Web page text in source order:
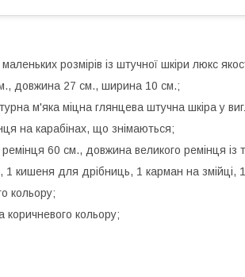
розмірів із штучної шкіри люкс
довжина 27 см., ширина 10 см.;
м'яка міцна глянцева штучна шкіра у
на карабінах, що знімаються;
60 см., довжина великого ремінця із
1 кишеня для дрібниць, 1 карман на змійці,
кольору;
коричневого кольору;